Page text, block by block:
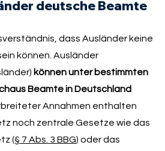
deutsche Beamte
dass Ausländer keine
können. Ausländer
können unter bestimmten
Beamte in Deutschland
Annahmen enthalten
noch zentrale Gesetze wie das
(§ 7 Abs. 3 BBG) oder das